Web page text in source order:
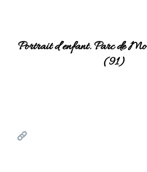
Portrait d’enfant. Parc de
(91)